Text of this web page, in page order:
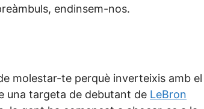
endinsem-nos.
molestar-te perquè inverteixis amb el
una targeta de debutant de LeBron